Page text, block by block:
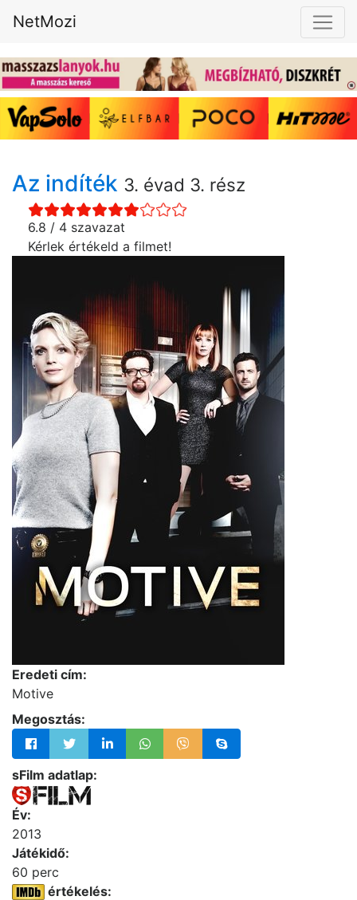
NetMozi
Az indíték 3. évad 3. rész
6.8 / 4 szavazat
Kérlek értékeld a filmet!
Eredeti cím:
Motive
Megosztás:
sFilm adatlap:
Év:
2013
Játékidő:
60 perc
értékelés: